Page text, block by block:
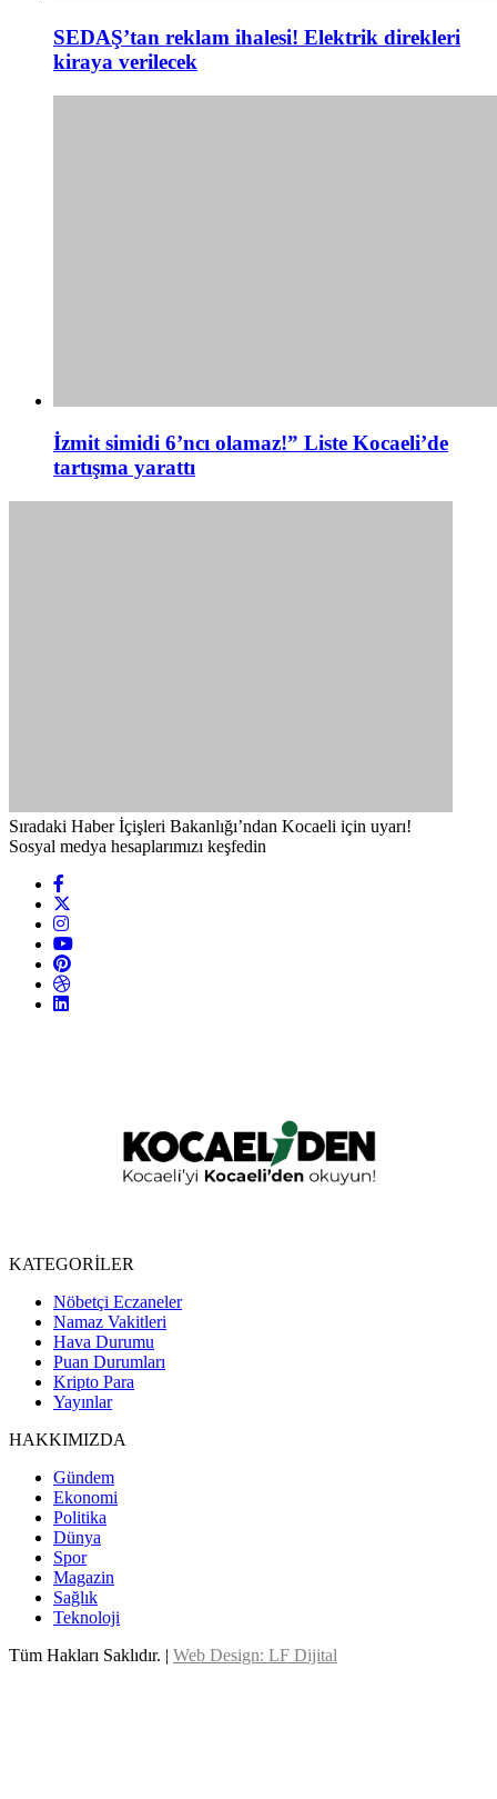
SEDAŞ’tan reklam ihalesi! Elektrik direkleri
kiraya verilecek
İzmit simidi 6’ncı olamaz!” Liste Kocaeli’de
tartışma yarattı
Sıradaki Haber İçişleri Bakanlığı’ndan Kocaeli için uyarı!
Sosyal medya hesaplarımızı keşfedin
KATEGORİLER
Nöbetçi Eczaneler
Namaz Vakitleri
Hava Durumu
Puan Durumları
Kripto Para
Yayınlar
HAKKIMIZDA
Gündem
Ekonomi
Politika
Dünya
Spor
Magazin
Sağlık
Teknoloji
Tüm Hakları Saklıdır. | Web Design: LF Dijital